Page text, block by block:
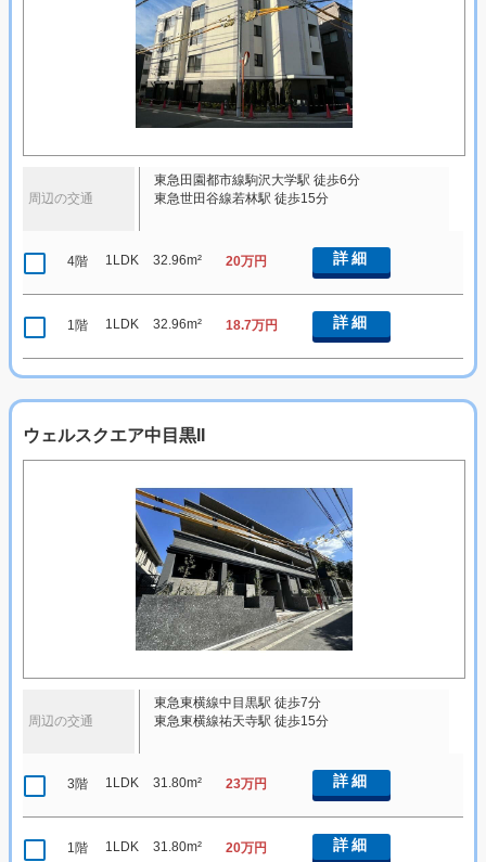
周辺の交通
東急田園都市線駒沢大学駅 徒歩6分
東急世田谷線若林駅 徒歩15分
4階 1LDK 32.96m² 20万円 詳細
1階 1LDK 32.96m² 18.7万円 詳細
ウェルスクエア中目黒II
周辺の交通
東急東横線中目黒駅 徒歩7分
東急東横線祐天寺駅 徒歩15分
3階 1LDK 31.80m² 23万円 詳細
1階 1LDK 31.80m² 20万円 詳細